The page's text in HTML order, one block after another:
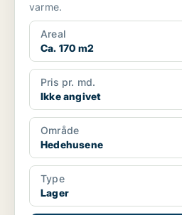
varme.
Areal
Ca. 170 m2
Pris pr. md.
Ikke angivet
Område
Hedehusene
Type
Lager